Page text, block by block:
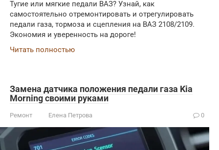
Тугие или мягкие педали ВАЗ? Узнай, как
самостоятельно отремонтировать и отрегулировать
педали газа, тормоза и сцепления на ВАЗ 2108/2109.
Экономия и уверенность на дороге!
Читать полностью
Замена датчика положения педали газа Kia
Morning своими руками
Ремонт Елена Петрова 0